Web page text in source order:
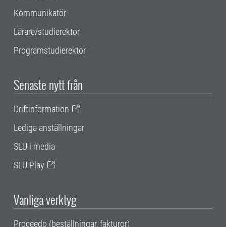
Kommunikatör
Lärare/studierektor
Programstudierektor
Senaste nytt från
Driftinformation
Lediga anställningar
SLU i media
SLU Play
Vanliga verktyg
Proceedo (beställningar, fakturor)